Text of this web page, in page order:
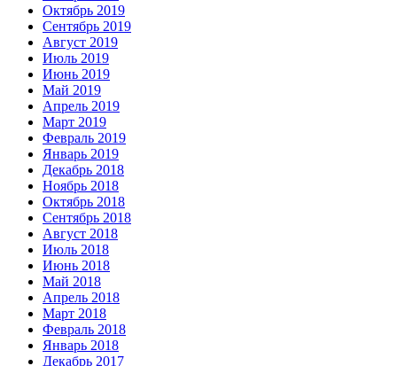
Октябрь 2019
Сентябрь 2019
Август 2019
Июль 2019
Июнь 2019
Май 2019
Апрель 2019
Март 2019
Февраль 2019
Январь 2019
Декабрь 2018
Ноябрь 2018
Октябрь 2018
Сентябрь 2018
Август 2018
Июль 2018
Июнь 2018
Май 2018
Апрель 2018
Март 2018
Февраль 2018
Январь 2018
Декабрь 2017